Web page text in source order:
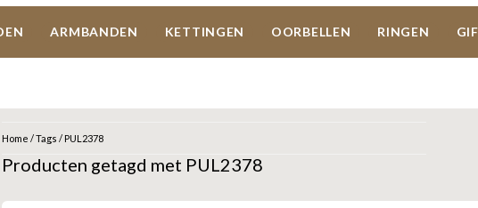
ARMBANDEN KETTINGEN OORBELLEN RINGEN
Home /Tags / PUL2378
Producten getagd met PUL2378